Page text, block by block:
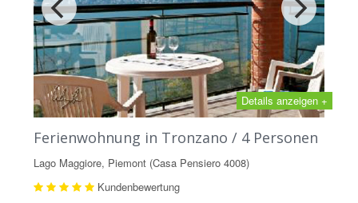
Details anzeigen +
Ferienwohnung in Tronzano / 4 Personen
Lago Maggiore, Piemont (Casa Pensiero 4008)
Kundenbewertung